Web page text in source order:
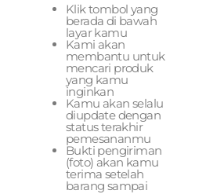
Klik tombol yang
berada di bawah
layar kamu
Kami akan
membantu untuk
mencari produk
yang kamu
inginkan
Kamu akan selalu
diupdate dengan
status terakhir
pemesananmu
Bukti pengiriman
(foto) akan kamu
terima setelah
barang sampai